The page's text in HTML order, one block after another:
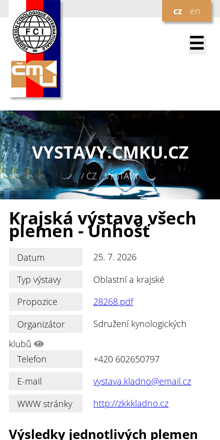
cz en
☰
VYSTAVY.CMKU.CZ
/ CZ / VÝSTAVY
Krajská výstava všech
plemen - Unhošť
Datum
25. 7. 2026
Typ výstavy
Oblastní a krajské
Propozice
28268.pdf
Organizátor
Sdružení kynologických
klubů
Telefon
+420 602650797
E-mail
vystava.kladno@email.cz
WWW stránky
http://zkkkladno.cz
Výsledky jednotlivých plemen